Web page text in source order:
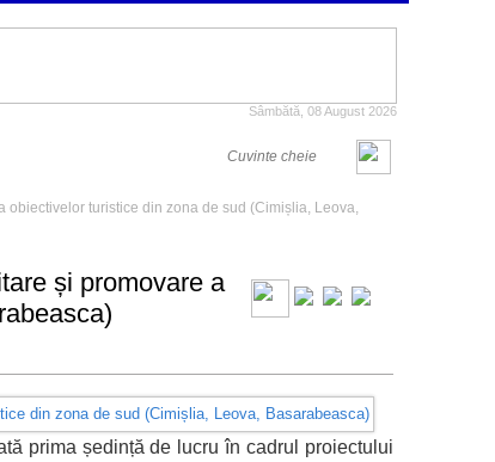
Sâmbătă, 08 August 2026
turistice din zona de sud (Cimișlia, Leova,
și promovare a
prima ședință de lucru în cadrul proiectului